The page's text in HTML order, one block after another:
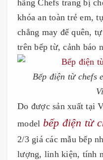
hãng Chefs trang bị
khóa an toàn trẻ em,
chẳng may để quên,
trên bếp từ, cảnh báo
Bếp điện từ chefs
Do được sản xuất tại
model bếp điện từ
2/3 giá các mẫu bếp
lượng, linh kiện, tính